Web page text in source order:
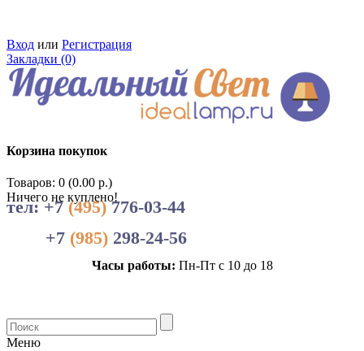
Вход или Регистрация
Закладки (0)
Корзина покупок
Товаров: 0 (0.00 р.)
Ничего не куплено!
тел: +7(495)776-03-44
+7 (985) 298-24-56
Часы работы: Пн-Пт с 10 до 18
Меню